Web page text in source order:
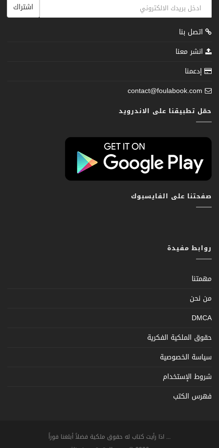
اشتراك
اتصل بنا
انشر معنا
إدعمنا
contact@foulabook.com
حمّل تطبيقنا على الاندرويد
صفحتنا على الفايسبوك
روابط مفيدة
مهمتنا
من نحن
DMCA
حقوق الملكية الفكرية
سياسة الخصوصية
شروط الإستخدام
فهرس الكتب
... اذا رأيت كتاب له حقوق ملكية فضلاً أبلغنا فوراً